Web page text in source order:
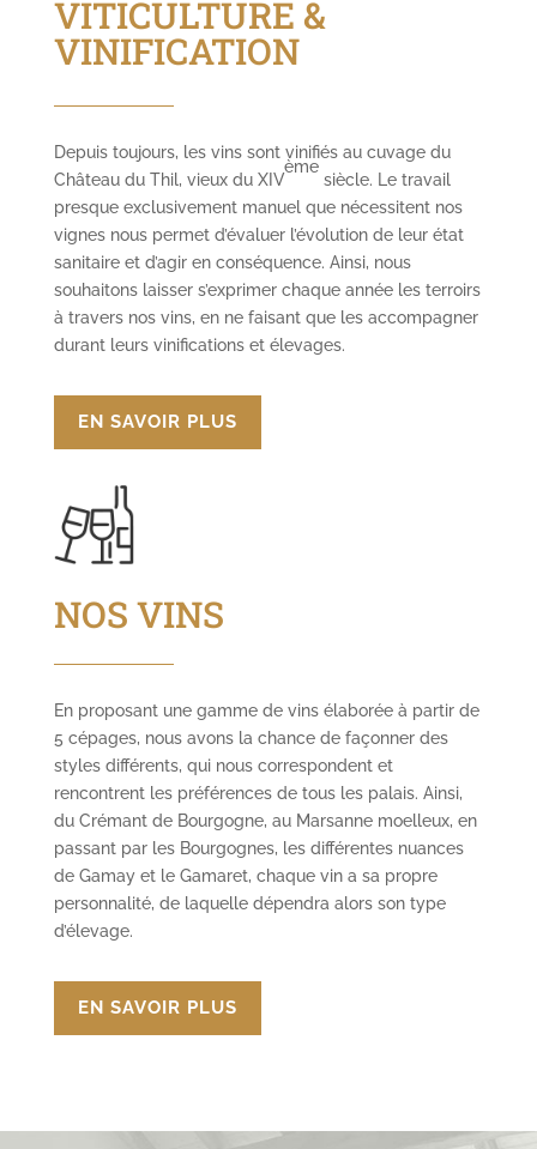
VITICULTURE &
VINIFICATION
Depuis toujours, les vins sont vinifiés au cuvage du
Château du Thil, vieux du XIV
ème
siècle. Le travail
presque exclusivement manuel que nécessitent nos
vignes nous permet d’évaluer l’évolution de leur état
sanitaire et d’agir en conséquence. Ainsi, nous
souhaitons laisser s’exprimer chaque année les terroirs
à travers nos vins, en ne faisant que les accompagner
durant leurs vinifications et élevages.
EN SAVOIR PLUS
NOS VINS
En proposant une gamme de vins élaborée à partir de
5 cépages, nous avons la chance de façonner des
styles différents, qui nous correspondent et
rencontrent les préférences de tous les palais. Ainsi,
du Crémant de Bourgogne, au Marsanne moelleux, en
passant par les Bourgognes, les différentes nuances
de Gamay et le Gamaret, chaque vin a sa propre
personnalité, de laquelle dépendra alors son type
d’élevage.
EN SAVOIR PLUS